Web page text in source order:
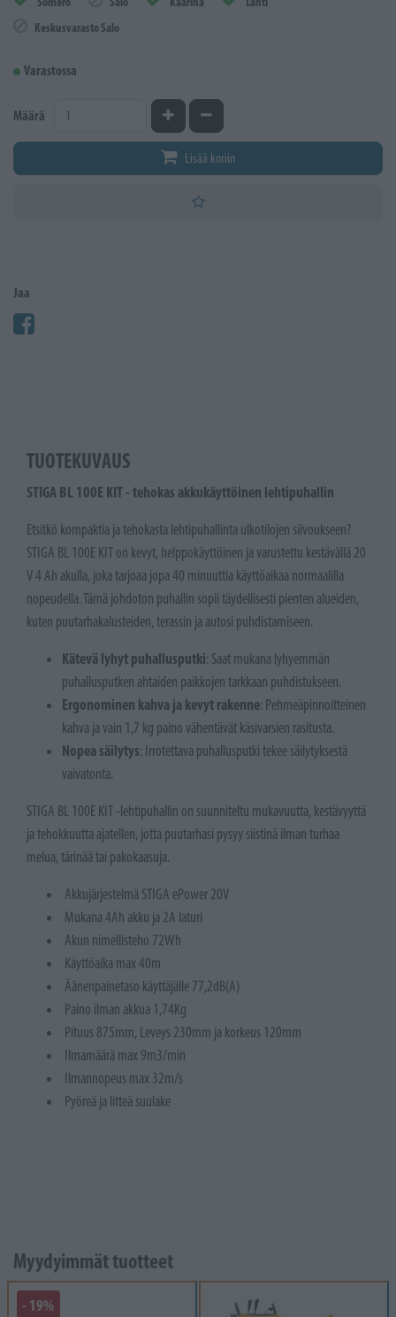
Keskusvarasto Salo
Varastossa
Määrä Kasvata määrääVähennä määrää
Lisää koriin
Jaa
TUOTEKUVAUS
STIGA BL 100E KIT - tehokas akkukäyttöinen lehtipuhallin
Etsitkö kompaktia ja tehokasta lehtipuhallinta ulkotilojen siivoukseen?
STIGA BL 100E KIT on kevyt, helppokäyttöinen ja varustettu kestävällä 20
V 4 Ah akulla, joka tarjoaa jopa 40 minuuttia käyttöaikaa normaalilla
nopeudella. Tämä johdoton puhallin sopii täydellisesti pienten alueiden,
kuten puutarhakalusteiden, terassin ja autosi puhdistamiseen.
Kätevä lyhyt puhallusputki: Saat mukana lyhyemmän
puhallusputken ahtaiden paikkojen tarkkaan puhdistukseen.
Ergonominen kahva ja kevyt rakenne: Pehmeäpinnoitteinen
kahva ja vain 1,7 kg paino vähentävät käsivarsien rasitusta.
Nopea säilytys: Irrotettava puhallusputki tekee säilytyksestä
vaivatonta.
STIGA BL 100E KIT -lehtipuhallin on suunniteltu mukavuutta, kestävyyttä
ja tehokkuutta ajatellen, jotta puutarhasi pysyy siistinä ilman turhaa
melua, tärinää tai pakokaasuja.
Akkujärjestelmä STIGA ePower 20V
Mukana 4Ah akku ja 2A laturi
Akun nimellisteho 72Wh
Käyttöaika max 40m
Äänenpainetaso käyttäjälle 77,2dB(A)
Paino ilman akkua 1,74Kg
Pituus 875mm, Leveys 230mm ja korkeus 120mm
Ilmamäärä max 9m3/min
Ilmannopeus max 32m/s
Pyöreä ja litteä suulake
Myydyimmät tuotteet
- 19%